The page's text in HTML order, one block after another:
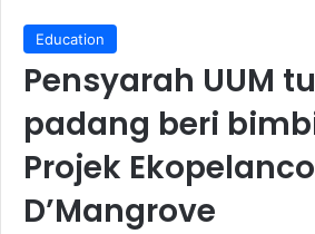
Education
Pensyarah UUM
padang beri
Projek
D’Mangrove